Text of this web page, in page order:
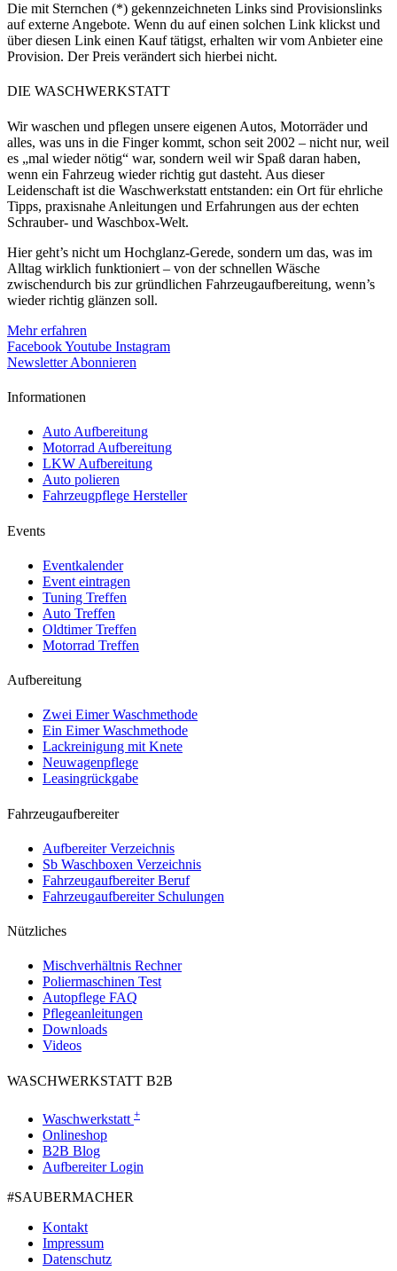
Die mit Sternchen (*) gekennzeichneten Links sind Provisionslinks
auf externe Angebote. Wenn du auf einen solchen Link klickst und
über diesen Link einen Kauf tätigst, erhalten wir vom Anbieter eine
Provision. Der Preis verändert sich hierbei nicht.
DIE WASCHWERKSTATT
Wir waschen und pflegen unsere eigenen Autos, Motorräder und
alles, was uns in die Finger kommt, schon seit 2002 – nicht nur, weil
es „mal wieder nötig“ war, sondern weil wir Spaß daran haben,
wenn ein Fahrzeug wieder richtig gut dasteht. Aus dieser
Leidenschaft ist die Waschwerkstatt entstanden: ein Ort für ehrliche
Tipps, praxisnahe Anleitungen und Erfahrungen aus der echten
Schrauber- und Waschbox-Welt.
Hier geht’s nicht um Hochglanz-Gerede, sondern um das, was im
Alltag wirklich funktioniert – von der schnellen Wäsche
zwischendurch bis zur gründlichen Fahrzeugaufbereitung, wenn’s
wieder richtig glänzen soll.
Mehr erfahren
FacebookYoutube Instagram
Newsletter Abonnieren
Informationen
Auto Aufbereitung
Motorrad Aufbereitung
LKW Aufbereitung
Auto polieren
Fahrzeugpflege Hersteller
Events
Eventkalender
Event eintragen
Tuning Treffen
Auto Treffen
Oldtimer Treffen
Motorrad Treffen
Aufbereitung
Zwei Eimer Waschmethode
Ein Eimer Waschmethode
Lackreinigung mit Knete
Neuwagenpflege
Leasingrückgabe
Fahrzeugaufbereiter
Aufbereiter Verzeichnis
Sb Waschboxen Verzeichnis
Fahrzeugaufbereiter Beruf
Fahrzeugaufbereiter Schulungen
Nützliches
Mischverhältnis Rechner
Poliermaschinen Test
Autopflege FAQ
Pflegeanleitungen
Downloads
Videos
WASCHWERKSTATT B2B
Waschwerkstatt +
Onlineshop
B2B Blog
Aufbereiter Login
#SAUBER­MACHER
Kontakt
Impressum
Datenschutz